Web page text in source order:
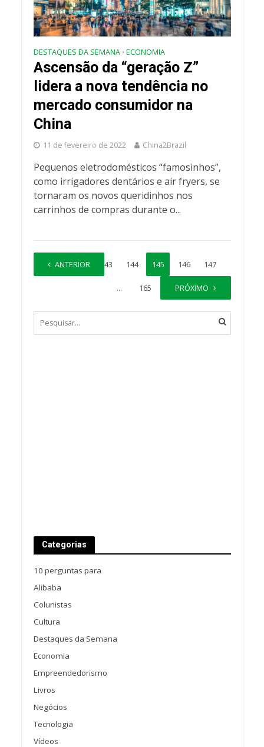
DESTAQUES DA SEMANA • ECONOMIA
Ascensão da “geração Z”
lidera a nova tendência no
mercado consumidor na
China
11 de fevereiro de 2022 China2Brazil
Pequenos eletrodomésticos “famosinhos”,
como irrigadores dentários e air fryers, se
tornaram os novos queridinhos nos
carrinhos de compras durante o...
ANTERIOR
1 … 143 144 145 146 147
… 165 PRÓXIMO
Categorias
10 perguntas para
Alibaba
Colunistas
Cultura
Destaques da Semana
Economia
Empreendedorismo
Livros
Negócios
Tecnologia
Vídeos